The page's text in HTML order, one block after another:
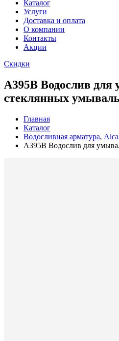
Каталог
Услуги
Доставка и оплата
О компании
Контакты
Акции
Скидки
A395B Водослив
стеклянных
Главная
Каталог
Водосливная арматура,
A395B Водослив для